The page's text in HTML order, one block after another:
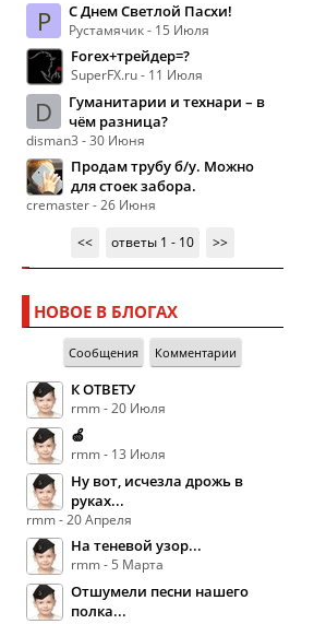
Р С Днем Светлой Пасхи!
Рустамячик - 15 Июля
Forex+трейдер=?
SuperFX.ru - 11 Июля
D
Гуманитарии и технари – в
чём разница?
disman3 - 30 Июня
Продам трубу б/у. Можно
для стоек забора.
cremaster - 26 Июня
<<
ответы 1 - 10 >>
НОВОЕ В БЛОГАХ
Сообщения Комментарии
К ОТВЕТУ
rmm - 20 Июля
🍏
rmm - 13 Июля
Ну вот, исчезла дрожь в
руках...
rmm - 20 Апреля
На теневой узор...
rmm - 5 Марта
Отшумели песни нашего
полка...